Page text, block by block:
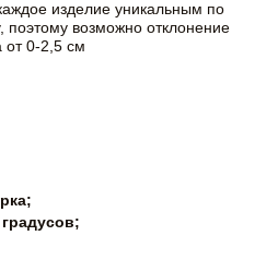
изделие уникальным по
поэтому возможно отклонение
от 0-2,5 см